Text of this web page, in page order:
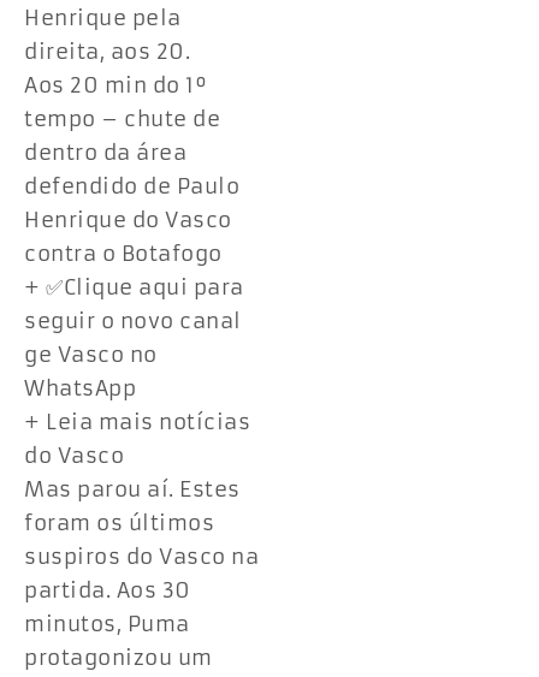
Henrique pela
direita, aos 20.
Aos 20 min do 1º
tempo – chute de
dentro da área
defendido de Paulo
Henrique do Vasco
contra o Botafogo
+ ✅Clique aqui para
seguir o novo canal
ge Vasco no
WhatsApp
+ Leia mais notícias
do Vasco
Mas parou aí. Estes
foram os últimos
suspiros do Vasco na
partida. Aos 30
minutos, Puma
protagonizou um